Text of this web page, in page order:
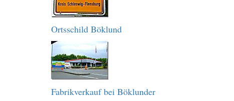
Ortsschild Böklund
Fabrikverkauf bei Böklunder